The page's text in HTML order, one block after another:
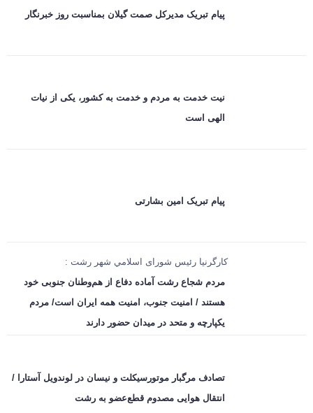
پیام تبریک مدیرکل صمت گیلان بمناسبت روز خبرنگار
نیت خدمت به مردم و خدمت به کشور، یکی از نیات
الهی است
پیام تبریک امین بشارتی
کارگرنیا رئیس شورای اسلامي شهر رشت :
مردم شجاع رشت آماده دفاع از هم‌وطنان جنوبی خود
هستند / امنیت جنوب، امنیت همه ایران است/ مردم
یکپارچه و متحد در میدان حضور دارند
تصادف مرگبار موتورسیکلت و نیسان در لوندویل آستارا /
انتقال هوایی مصدوم قطع‌عضو به رشت